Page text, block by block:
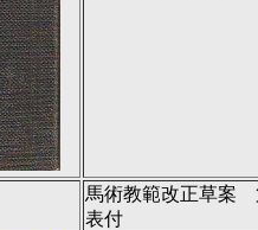
馬術教範改正草
表付